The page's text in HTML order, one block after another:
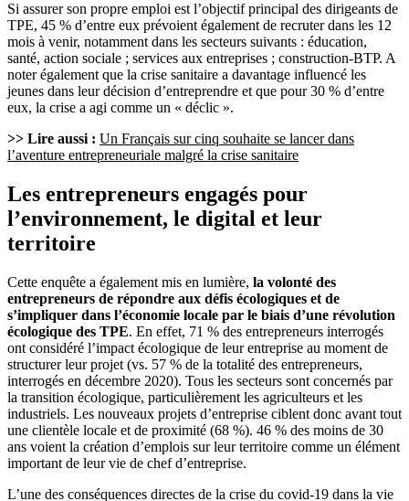
Si assurer son propre emploi est l’objectif principal des dirigeants de
TPE, 45 % d’entre eux prévoient également de recruter dans les 12
mois à venir, notamment dans les secteurs suivants : éducation,
santé, action sociale ; services aux entreprises ; construction-BTP. A
noter également que la crise sanitaire a davantage influencé les
jeunes dans leur décision d’entreprendre et que pour 30 % d’entre
eux, la crise a agi comme un « déclic ».
>> Lire aussi : Un Français sur cinq souhaite se lancer dans
l’aventure entrepreneuriale malgré la crise sanitaire
Les entrepreneurs engagés pour
l’environnement, le digital et leur
territoire
Cette enquête a également mis en lumière, la volonté des
entrepreneurs de répondre aux défis écologiques et de
s’impliquer dans l’économie locale par le biais d’une révolution
écologique des TPE. En effet, 71 % des entrepreneurs interrogés
ont considéré l’impact écologique de leur entreprise au moment de
structurer leur projet (vs. 57 % de la totalité des entrepreneurs,
interrogés en décembre 2020). Tous les secteurs sont concernés par
la transition écologique, particulièrement les agriculteurs et les
industriels. Les nouveaux projets d’entreprise ciblent donc avant tout
une clientèle locale et de proximité (68 %). 46 % des moins de 30
ans voient la création d’emplois sur leur territoire comme un élément
important de leur vie de chef d’entreprise.
L’une des conséquences directes de la crise du covid-19 dans la vie